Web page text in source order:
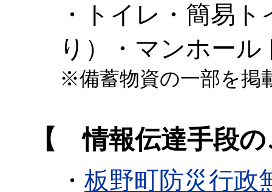
・トイレ・簡易
り）・マンホー
※備蓄物資の一部を掲
【 情報伝達手段
・ 板野町防災行政